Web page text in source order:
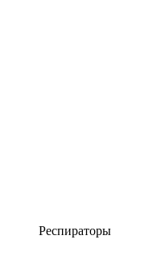
Респираторы